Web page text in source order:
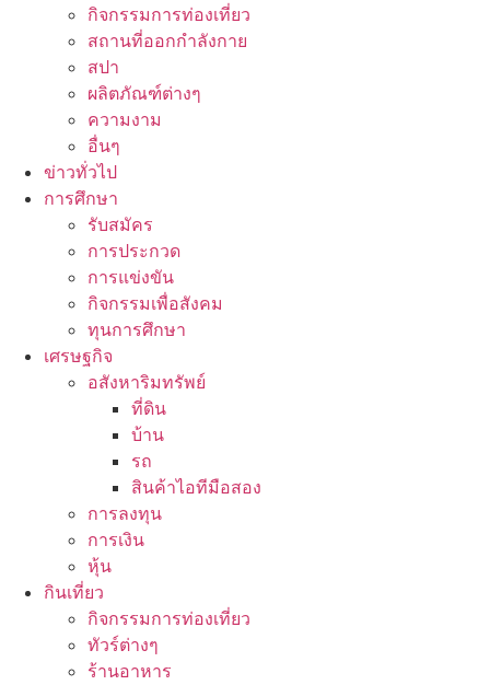
กิจกรรมการท่องเที่ยว
สถานที่ออกกำลังกาย
สปา
ผลิตภัณฑ์ต่างๆ
ความงาม
อื่นๆ
ข่าวทั่วไป
การศึกษา
รับสมัคร
การประกวด
การแข่งขัน
กิจกรรมเพื่อสังคม
ทุนการศึกษา
เศรษฐกิจ
อสังหาริมทรัพย์
ที่ดิน
บ้าน
รถ
สินค้าไอทีมือสอง
การลงทุน
การเงิน
หุ้น
กินเที่ยว
กิจกรรมการท่องเที่ยว
ทัวร์ต่างๆ
ร้านอาหาร